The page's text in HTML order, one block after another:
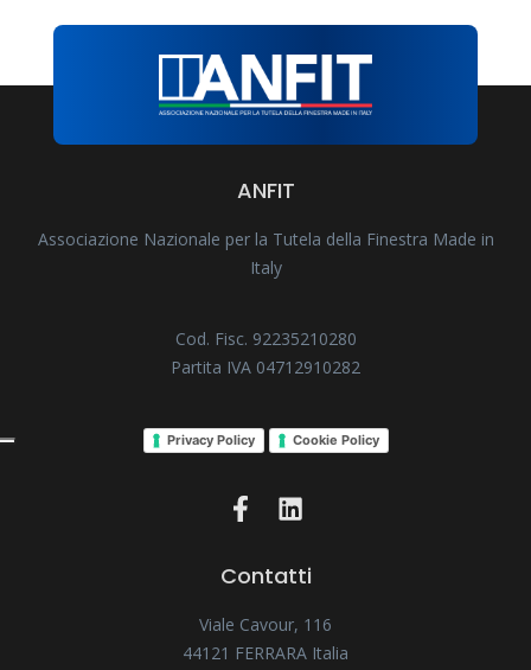
ANFIT
Associazione Nazionale per la Tutela della Finestra Made in
Italy
Cod. Fisc. 92235210280
Partita IVA 04712910282
Privacy Policy Cookie Policy
Contatti
Viale Cavour, 116
44121 FERRARA Italia